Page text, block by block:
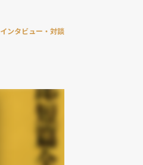
インタビュー・対談